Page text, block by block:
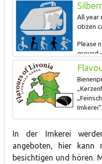
All year
citizen
Please
ground
In der Imkerei
angeboten, hier kann
besichtigen und hören.